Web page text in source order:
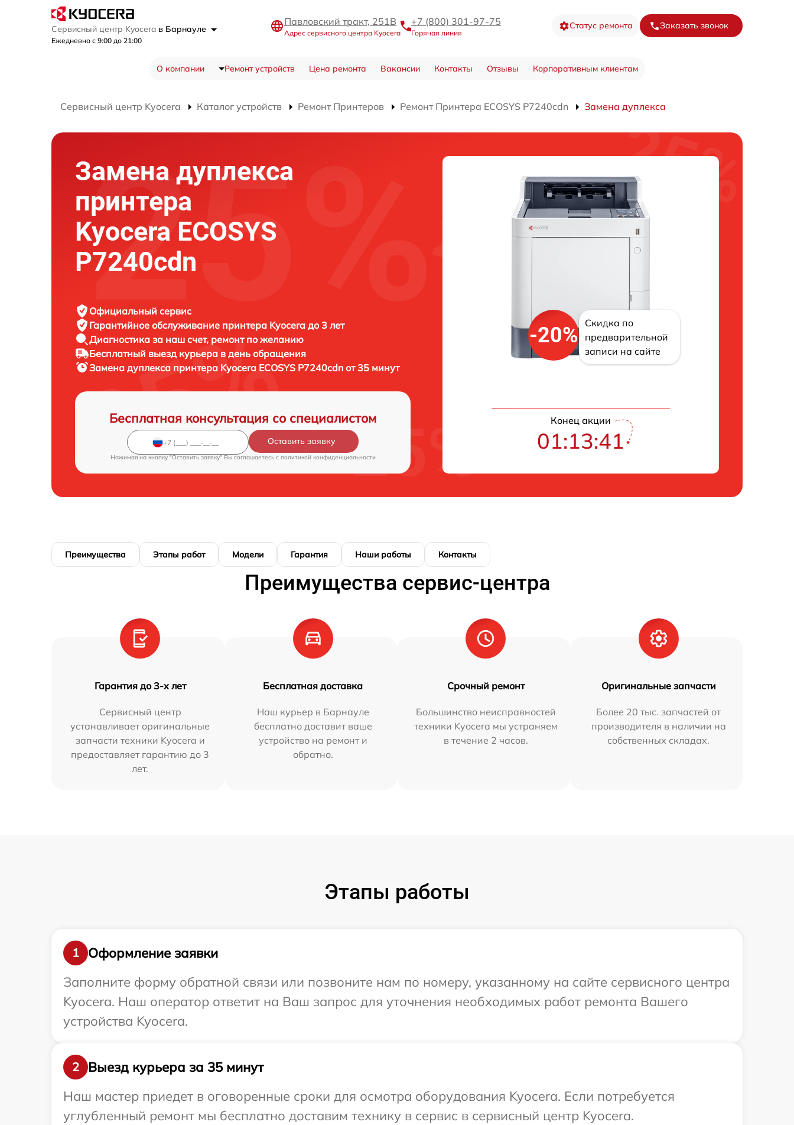
Сервисный центр Kyocera в Барнауле
Ежедневно с 9:00 до 21:00
Павловский тракт, 251В
Адрес сервисного центра Kyocera
+7 (800) 301-97-75
Горячая линия
Статус ремонта Заказать звонок
О компании Ремонт устройств Цена ремонта Вакансии Контакты Отзывы Корпоративным клиентам
Сервисный центр Kyocera Каталог устройств Ремонт Принтеров Ремонт Принтера ECOSYS P7240cdn Замена дуплекса
Замена дуплекса
принтера
Kyocera ECOSYS
P7240cdn
Официальный сервис
Гарантийное обслуживание принтера Kyocera до 3 лет
Диагностика за наш счет, ремонт по желанию
Бесплатный выезд курьера в день обращения
Замена дуплекса принтера Kyocera ECOSYS P7240cdn от 35 минут
Бесплатная консультация со специалистом
Оставить заявку
Нажимая на кнопку "Оставить заявку" Вы соглашаетесь c политикой конфиденциальности
-20%
Скидка по
предварительной
записи на сайте
Конец акции
01:13:40
Преимущества Этапы работ Модели Гарантия Наши работы Контакты
Преимущества сервис-центра
Гарантия до 3-х лет
Сервисный центр
устанавливает оригинальные
запчасти техники Kyocera и
предоставляет гарантию до 3
лет.
Бесплатная доставка
Наш курьер в Барнауле
бесплатно доставит ваше
устройство на ремонт и
обратно.
Срочный ремонт
Большинство неисправностей
техники Kyocera мы устраняем
в течение 2 часов.
Оригинальные запчасти
Более 20 тыс. запчастей от
производителя в наличии на
собственных складах.
Этапы работы
1
Оформление заявки
Заполните форму обратной связи или позвоните нам по номеру, указанному на сайте сервисного центра
Kyocera. Наш оператор ответит на Ваш запрос для уточнения необходимых работ ремонта Вашего
устройства Kyocera.
2
Выезд курьера за 35 минут
Наш мастер приедет в оговоренные сроки для осмотра оборудования Kyocera. Если потребуется
углубленный ремонт мы бесплатно доставим технику в сервис в сервисный центр Kyocera.